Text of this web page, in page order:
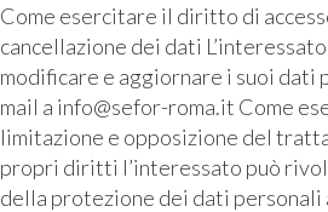
Come esercitare il diritto di
cancellazione dei dati
modificare e aggiornare i suoi dati
mail a info@sefor-roma.it Come
limitazione e opposizione del
propri diritti l’interessato può
della protezione dei dati personali